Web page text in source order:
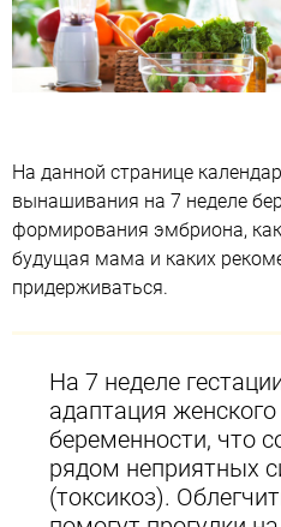
На данной странице
вынашивания на 7 неделе
формирования эмбриона,
будущая мама и каких
придерживаться.
На 7 неделе
адаптация
беременности, что
рядом неприятных
(токсикоз).